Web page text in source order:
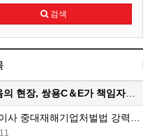
검색
! 중대재해기업처벌법으로 처벌하고 특별근로감독 즉…
벌법 강력처벌 촉구 피켓티선전전 진행 중